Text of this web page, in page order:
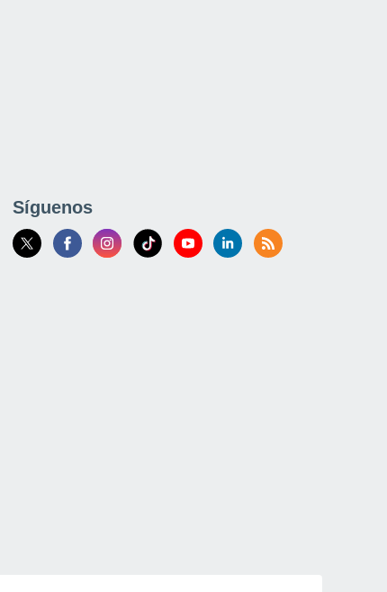
Síguenos